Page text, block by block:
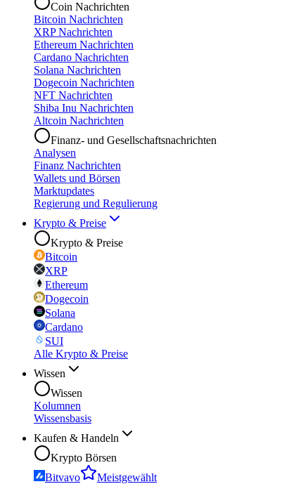
Coin Nachrichten
Bitcoin Nachrichten
XRP Nachrichten
Ethereum Nachrichten
Cardano Nachrichten
Solana Nachrichten
Dogecoin Nachrichten
NFT Nachrichten
Shiba Inu Nachrichten
Altcoin Nachrichten
Finanz- und Gesellschaftsnachrichten
Analysen
Finanz Nachrichten
Wallets und Börsen
Marktupdates
Regierung und Regulierung
Krypto & Preise
Krypto & Preise
Bitcoin
XRP
Ethereum
Dogecoin
Solana
Cardano
SUI
Alle Krypto & Preise
Wissen
Wissen
Kolumnen
Wissensbasis
Kaufen & Handeln
Krypto Börsen
Bitvavo
Meistgewählt